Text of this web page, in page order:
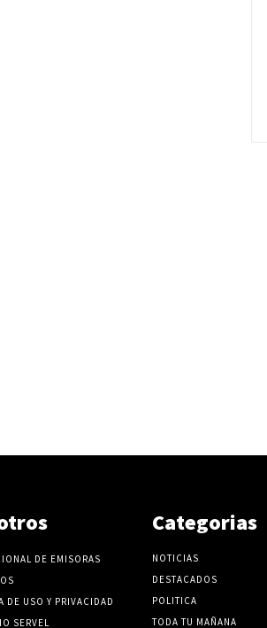
DE EMISORAS
DE USO Y PRIVACIDAD
SERVEL
Categorias
NOTICIAS
DESTACADOS
POLITICA
TODA TU MAÑANA